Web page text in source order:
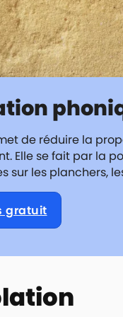
de réduire la
Elle se fait par la
sur les planchers,
gratuit